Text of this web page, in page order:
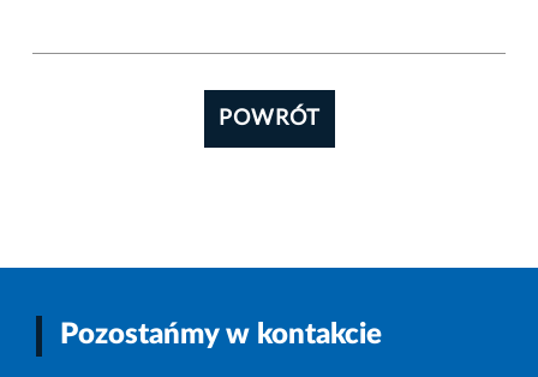
POWRÓT
Pozostańmy w kontakcie